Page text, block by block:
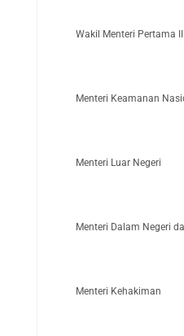
Wakil Menteri Pertama II
Menteri Keamanan
Menteri Luar Negeri
Menteri Dalam Negeri
Menteri Kehakiman